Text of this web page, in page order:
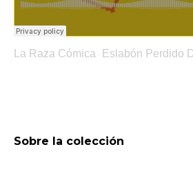
La Raza Cómica · Eslabón Perdido
Sobre la colección